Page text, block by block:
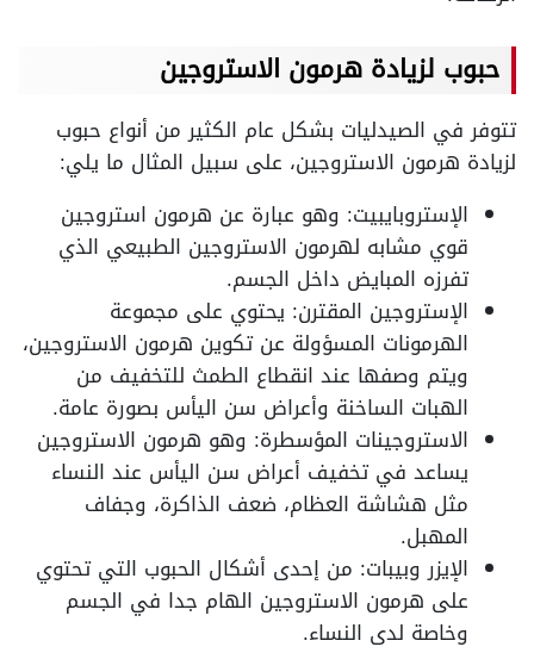
حبوب لزيادة هرمون الاستروجين
تتوفر في الصيدليات بشكل عام الكثير من أنواع حبوب
لزيادة هرمون الاستروجين، على سبيل المثال ما يلي:
الإستروبايبيت: وهو عبارة عن هرمون استروجين
قوي مشابه لهرمون الاستروجين الطبيعي الذي
تفرزه المبايض داخل الجسم.
الإستروجين المقترن: يحتوي على مجموعة
الهرمونات المسؤولة عن تكوين هرمون الاستروجين،
ويتم وصفها عند انقطاع الطمث للتخفيف من
الهبات الساخنة وأعراض سن اليأس بصورة عامة.
الاستروجينات المؤسطرة: وهو هرمون الاستروجين
يساعد في تخفيف أعراض سن اليأس عند النساء
مثل هشاشة العظام، ضعف الذاكرة، وجفاف
المهبل.
الإيزر وبيبات: من إحدى أشكال الحبوب التي تحتوي
على هرمون الاستروجين الهام جدا في الجسم
وخاصة لدى النساء.